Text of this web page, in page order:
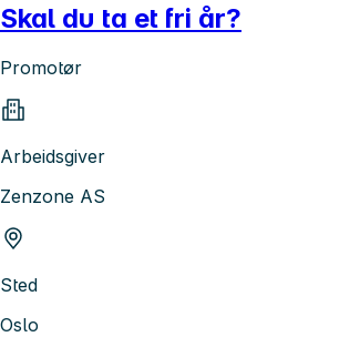
Skal du ta et fri år?
Promotør
Arbeidsgiver
Zenzone AS
Sted
Oslo